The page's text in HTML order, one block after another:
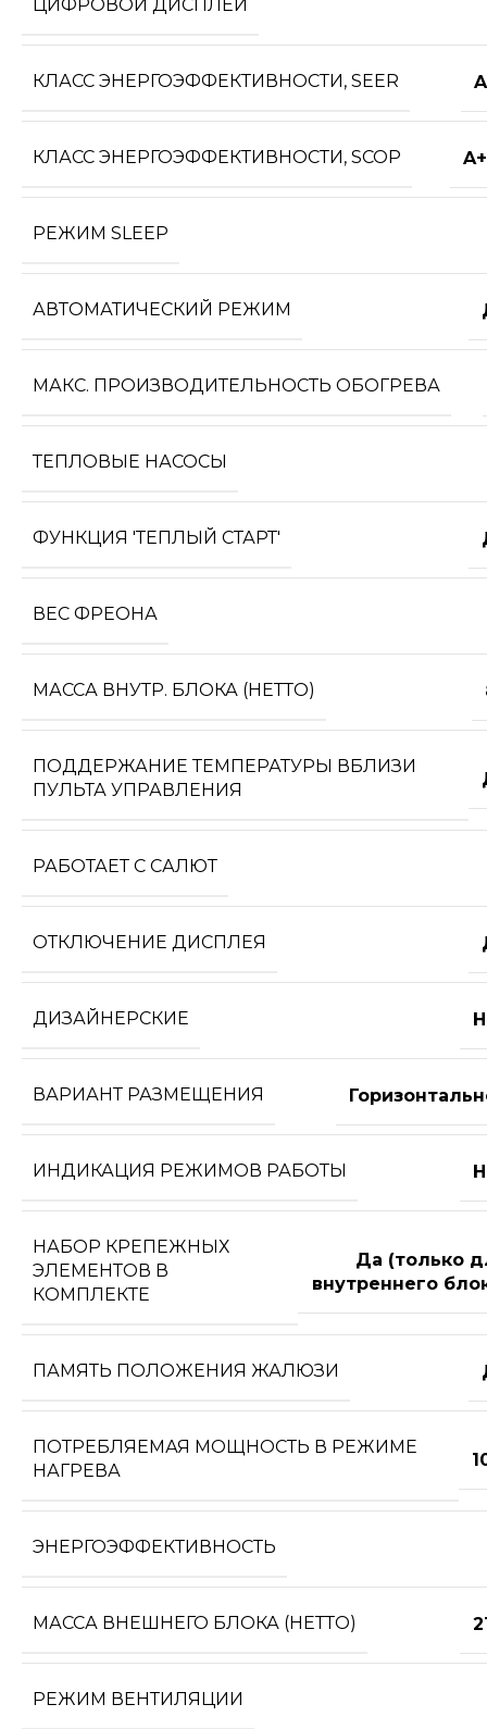
ЦИФРОВОЙ ДИСПЛЕЙ
КЛАСС ЭНЕРГОЭФФЕКТИВНОСТИ, SEER
КЛАСС ЭНЕРГОЭФФЕКТИВНОСТИ, SCOP
РЕЖИМ SLEEP
АВТОМАТИЧЕСКИЙ РЕЖИМ
МАКС. ПРОИЗВОДИТЕЛЬНОСТЬ ОБОГРЕВА
ТЕПЛОВЫЕ НАСОСЫ
ФУНКЦИЯ 'ТЕПЛЫЙ СТАРТ'
ВЕС ФРЕОНА
МАССА ВНУТР. БЛОКА (НЕТТО)
ПОДДЕРЖАНИЕ ТЕМПЕРАТУРЫ ВБЛИЗИ
ПУЛЬТА УПРАВЛЕНИЯ
РАБОТАЕТ С САЛЮТ
ОТКЛЮЧЕНИЕ ДИСПЛЕЯ
ДИЗАЙНЕРСКИЕ
ВАРИАНТ РАЗМЕЩЕНИЯ
ИНДИКАЦИЯ РЕЖИМОВ РАБОТЫ
НАБОР КРЕПЕЖНЫХ
ЭЛЕМЕНТОВ В
КОМПЛЕКТЕ
Да (только
внутреннего
ПАМЯТЬ ПОЛОЖЕНИЯ ЖАЛЮЗИ
ПОТРЕБЛЯЕМАЯ МОЩНОСТЬ В РЕЖИМЕ
НАГРЕВА
ЭНЕРГОЭФФЕКТИВНОСТЬ
МАССА ВНЕШНЕГО БЛОКА (НЕТТО)
РЕЖИМ ВЕНТИЛЯЦИИ